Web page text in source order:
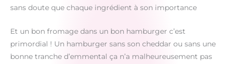
sans doute que chaque ingrédient à son importance
Et un bon fromage dans un bon hamburger c’est
primordial ! Un hamburger sans son cheddar ou sans une
bonne tranche d’emmental ça n’a malheureusement pas